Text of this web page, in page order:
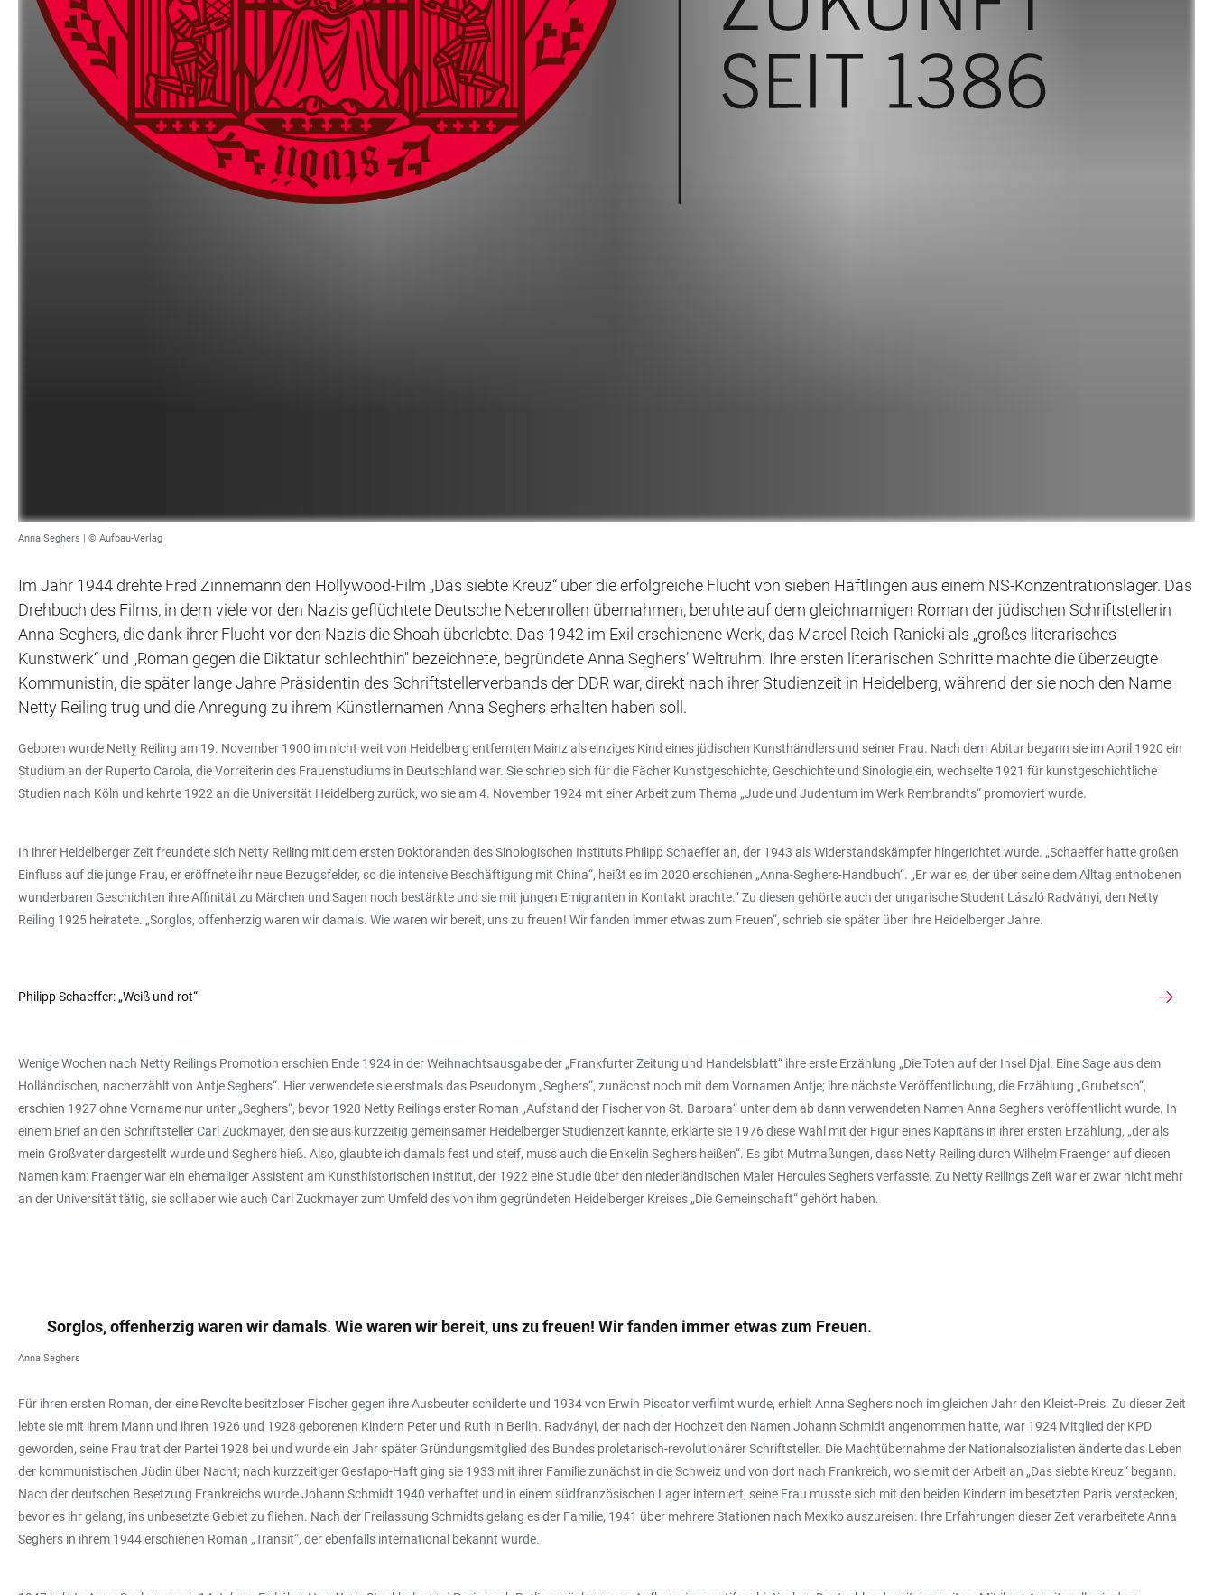
Anna Seghers | © Aufbau-Verlag
Im Jahr 1944 drehte Fred Zinnemann den Hollywood-Film „Das siebte Kreuz“ über die erfolgreiche Flucht von sieben Häftlingen aus einem NS-Konzentrationslager. Das
Drehbuch des Films, in dem viele vor den Nazis geflüchtete Deutsche Nebenrollen übernahmen, beruhte auf dem gleichnamigen Roman der jüdischen Schriftstellerin
Anna Seghers, die dank ihrer Flucht vor den Nazis die Shoah überlebte. Das 1942 im Exil erschienene Werk, das Marcel Reich-Ranicki als „großes literarisches
Kunstwerk“ und „Roman gegen die Diktatur schlechthin" bezeichnete, begründete Anna Seghers’ Weltruhm. Ihre ersten literarischen Schritte machte die überzeugte
Kommunistin, die später lange Jahre Präsidentin des Schriftstellerverbands der DDR war, direkt nach ihrer Studienzeit in Heidelberg, während der sie noch den Name
Netty Reiling trug und die Anregung zu ihrem Künstlernamen Anna Seghers erhalten haben soll.
Geboren wurde Netty Reiling am 19. November 1900 im nicht weit von Heidelberg entfernten Mainz als einziges Kind eines jüdischen Kunsthändlers und seiner Frau. Nach dem Abitur begann sie im April 1920 ein
Studium an der Ruperto Carola, die Vorreiterin des Frauenstudiums in Deutschland war. Sie schrieb sich für die Fächer Kunstgeschichte, Geschichte und Sinologie ein, wechselte 1921 für kunstgeschichtliche
Studien nach Köln und kehrte 1922 an die Universität Heidelberg zurück, wo sie am 4. November 1924 mit einer Arbeit zum Thema „Jude und Judentum im Werk Rembrandts“ promoviert wurde.
In ihrer Heidelberger Zeit freundete sich Netty Reiling mit dem ersten Doktoranden des Sinologischen Instituts Philipp Schaeffer an, der 1943 als Widerstandskämpfer hingerichtet wurde. „Schaeffer hatte großen
Einfluss auf die junge Frau, er eröffnete ihr neue Bezugsfelder, so die intensive Beschäftigung mit China“, heißt es im 2020 erschienen „Anna-Seghers-Handbuch“. „Er war es, der über seine dem Alltag enthobenen
wunderbaren Geschichten ihre Affinität zu Märchen und Sagen noch bestärkte und sie mit jungen Emigranten in Kontakt brachte.“ Zu diesen gehörte auch der ungarische Student László Radványi, den Netty
Reiling 1925 heiratete. „Sorglos, offenherzig waren wir damals. Wie waren wir bereit, uns zu freuen! Wir fanden immer etwas zum Freuen“, schrieb sie später über ihre Heidelberger Jahre.
Philipp Schaeffer: „Weiß und rot“
Wenige Wochen nach Netty Reilings Promotion erschien Ende 1924 in der Weihnachtsausgabe der „Frankfurter Zeitung und Handelsblatt“ ihre erste Erzählung „Die Toten auf der Insel Djal. Eine Sage aus dem
Holländischen, nacherzählt von Antje Seghers“. Hier verwendete sie erstmals das Pseudonym „Seghers“, zunächst noch mit dem Vornamen Antje; ihre nächste Veröffentlichung, die Erzählung „Grubetsch“,
erschien 1927 ohne Vorname nur unter „Seghers“, bevor 1928 Netty Reilings erster Roman „Aufstand der Fischer von St. Barbara“ unter dem ab dann verwendeten Namen Anna Seghers veröffentlicht wurde. In
einem Brief an den Schriftsteller Carl Zuckmayer, den sie aus kurzzeitig gemeinsamer Heidelberger Studienzeit kannte, erklärte sie 1976 diese Wahl mit der Figur eines Kapitäns in ihrer ersten Erzählung, „der als
mein Großvater dargestellt wurde und Seghers hieß. Also, glaubte ich damals fest und steif, muss auch die Enkelin Seghers heißen“. Es gibt Mutmaßungen, dass Netty Reiling durch Wilhelm Fraenger auf diesen
Namen kam: Fraenger war ein ehemaliger Assistent am Kunsthistorischen Institut, der 1922 eine Studie über den niederländischen Maler Hercules Seghers verfasste. Zu Netty Reilings Zeit war er zwar nicht mehr
an der Universität tätig, sie soll aber wie auch Carl Zuckmayer zum Umfeld des von ihm gegründeten Heidelberger Kreises „Die Gemeinschaft“ gehört haben.
Sorglos, offenherzig waren wir damals. Wie waren wir bereit, uns zu freuen! Wir fanden immer etwas zum Freuen.
Anna Seghers
Für ihren ersten Roman, der eine Revolte besitzloser Fischer gegen ihre Ausbeuter schilderte und 1934 von Erwin Piscator verfilmt wurde, erhielt Anna Seghers noch im gleichen Jahr den Kleist-Preis. Zu dieser Zeit
lebte sie mit ihrem Mann und ihren 1926 und 1928 geborenen Kindern Peter und Ruth in Berlin. Radványi, der nach der Hochzeit den Namen Johann Schmidt angenommen hatte, war 1924 Mitglied der KPD
geworden, seine Frau trat der Partei 1928 bei und wurde ein Jahr später Gründungsmitglied des Bundes proletarisch-revolutionärer Schriftsteller. Die Machtübernahme der Nationalsozialisten änderte das Leben
der kommunistischen Jüdin über Nacht; nach kurzzeitiger Gestapo-Haft ging sie 1933 mit ihrer Familie zunächst in die Schweiz und von dort nach Frankreich, wo sie mit der Arbeit an „Das siebte Kreuz“ begann.
Nach der deutschen Besetzung Frankreichs wurde Johann Schmidt 1940 verhaftet und in einem südfranzösischen Lager interniert, seine Frau musste sich mit den beiden Kindern im besetzten Paris verstecken,
bevor es ihr gelang, ins unbesetzte Gebiet zu fliehen. Nach der Freilassung Schmidts gelang es der Familie, 1941 über mehrere Stationen nach Mexiko auszureisen. Ihre Erfahrungen dieser Zeit verarbeitete Anna
Seghers in ihrem 1944 erschienen Roman „Transit“, der ebenfalls international bekannt wurde.